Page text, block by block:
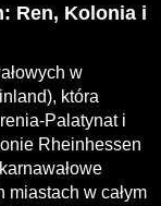
Ren, Kolonia i
w
która
Palatynat i
Rheinhessen
w całym